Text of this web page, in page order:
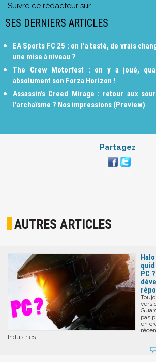
Suivre ce rédacteur sur
SES DERNIERS ARTICLES
EA Sports FC 25 : on l'a testé, de vrais
une mise à niveau ?
The Crew Motorfest : on y a joué,
absolument son Forza Horizon !
Assassin’s Creed Mirage : retour aux
l'archaïsme ? Nos impressions (Preview)
Partagez
AUTRES ARTICLES
PC
pas
en
Industries...